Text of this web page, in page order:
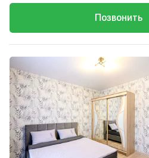
Позвонить